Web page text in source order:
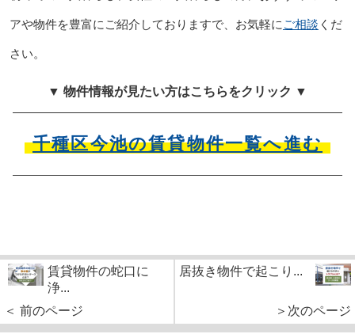
アや物件を豊富にご紹介しておりますで、お気軽に ご相談 くだ
さい。
▼ 物件情報が見たい方はこちらをクリック ▼
千種区今池の賃貸物件一覧へ進む
賃貸物件の蛇口に
浄...
＜ 前のページ
居抜き物件で起こり...
＞次のページ